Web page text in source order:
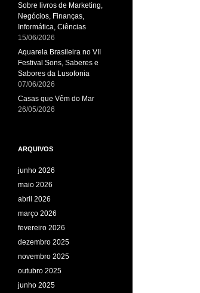
Sobre livros de Marketing,
Negócios, Finanças,
Informática, Ciências
15/06/2026
Aquarela Brasileira no VII
Festival Sons, Saberes e
Sabores da Lusofonia
07/06/2026
Casas que Vêm do Mar
26/05/2026
ARQUIVOS
junho 2026
maio 2026
abril 2026
março 2026
fevereiro 2026
dezembro 2025
novembro 2025
outubro 2025
junho 2025